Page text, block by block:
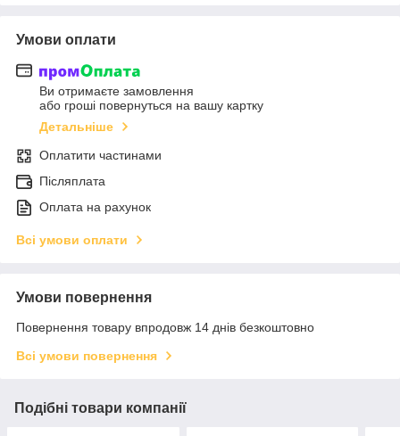
Умови оплати
Ви отримаєте замовлення
або гроші повернуться на вашу картку
Детальніше
Оплатити частинами
Післяплата
Оплата на рахунок
Всі умови оплати
Умови повернення
Повернення товару впродовж 14 днів безкоштовно
Всі умови повернення
Подібні товари компанії